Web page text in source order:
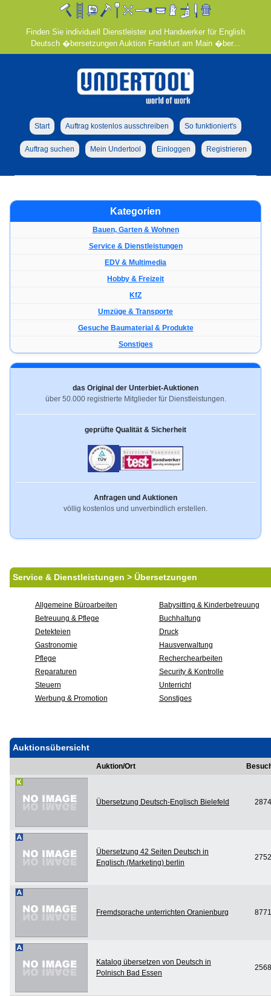
Finden Sie individuell Dienstleister und Handwerker für English
Deutsch �bersetzungen Auktion Frankfurt am Main �ber...
Start Auftrag kostenlos ausschreiben So funktioniert's
Auftrag suchen Mein Undertool Einloggen Registrieren
Kategorien
Bauen, Garten & Wohnen
Service & Dienstleistungen
EDV & Multimedia
Hobby & Freizeit
KfZ
Umzüge & Transporte
Gesuche Baumaterial & Produkte
Sonstiges
das Original der Unterbiet-Auktionen
über 50.000 registrierte Mitglieder für Dienstleistungen.
geprüfte Qualität & Sicherheit
Anfragen und Auktionen
völlig kostenlos und unverbindlich erstellen.
Service & Dienstleistungen > Übersetzungen
Allgemeine Büroarbeiten
Babysitting & Kinderbetreuung
Betreuung & Pflege
Buchhaltung
Detekteien
Druck
Gastronomie
Hausverwaltung
Pflege
Recherchearbeiten
Reparaturen
Security & Kontrolle
Steuern
Unterricht
Werbung & Promotion
Sonstiges
Auktionsübersicht
Auktion/Ort
Übersetzung Deutsch-Englisch Bielefeld 2874
Übersetzung 42 Seiten Deutsch in
Englisch (Marketing) berlin
2752
Fremdsprache unterrichten Oranienburg 8771
Katalog übersetzen von Deutsch in
Polnisch Bad Essen
2568